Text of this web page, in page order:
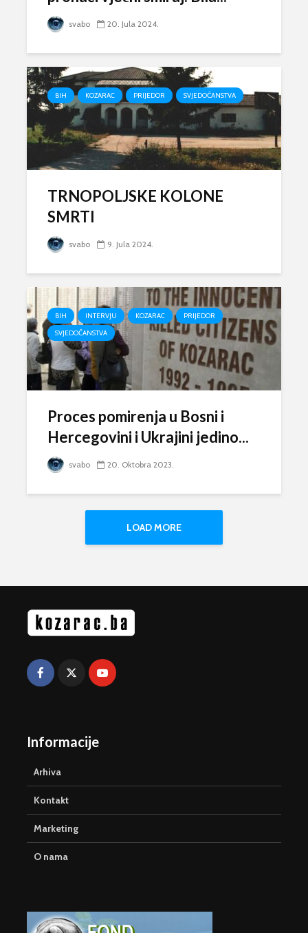
svabo 20. Jula 2024.
BIH KOZARAC PRIJEDOR SVJEDOČANSTVA
TRNOPOLJSKE KOLONE
SMRTI
svabo 9. Jula 2024.
BIH INTERVJU KOZARAC
PRIJEDOR
SVJEDOČANSTVA
Proces pomirenja u Bosni i
Hercegovini i Ukrajini jedino...
svabo 20. Oktobra 2023.
LOAD MORE
Informacije
Arhiva
Kontakt
Marketing
O nama